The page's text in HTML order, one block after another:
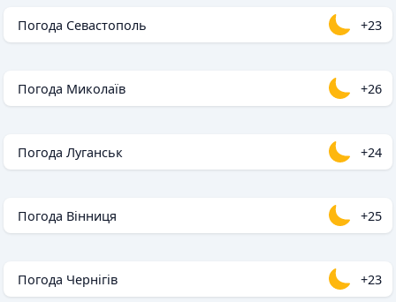
Погода Севастополь +23
Погода Миколаїв +26
Погода Луганськ +24
Погода Вінниця +25
Погода Чернігів +23